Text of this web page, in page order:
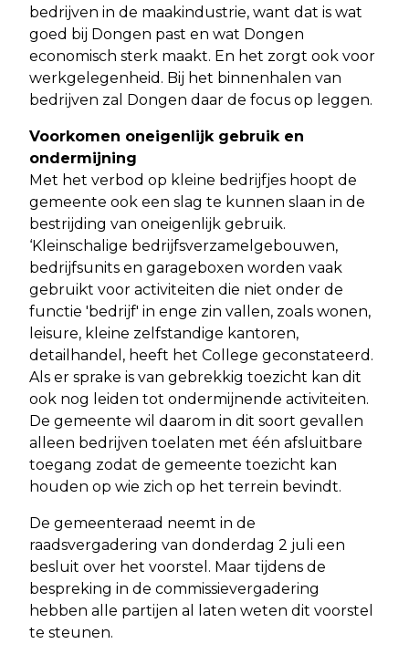
bedrijven in de maakindustrie, want dat is wat
goed bij Dongen past en wat Dongen
economisch sterk maakt. En het zorgt ook voor
werkgelegenheid. Bij het binnenhalen van
bedrijven zal Dongen daar de focus op leggen.
Voorkomen oneigenlijk gebruik en
ondermijning
Met het verbod op kleine bedrijfjes hoopt de
gemeente ook een slag te kunnen slaan in de
bestrijding van oneigenlijk gebruik.
‘Kleinschalige bedrijfsverzamelgebouwen,
bedrijfsunits en garageboxen worden vaak
gebruikt voor activiteiten die niet onder de
functie 'bedrijf' in enge zin vallen, zoals wonen,
leisure, kleine zelfstandige kantoren,
detailhandel, heeft het College geconstateerd.
Als er sprake is van gebrekkig toezicht kan dit
ook nog leiden tot ondermijnende activiteiten.
De gemeente wil daarom in dit soort gevallen
alleen bedrijven toelaten met één afsluitbare
toegang zodat de gemeente toezicht kan
houden op wie zich op het terrein bevindt.
De gemeenteraad neemt in de
raadsvergadering van donderdag 2 juli een
besluit over het voorstel. Maar tijdens de
bespreking in de commissievergadering
hebben alle partijen al laten weten dit voorstel
te steunen.